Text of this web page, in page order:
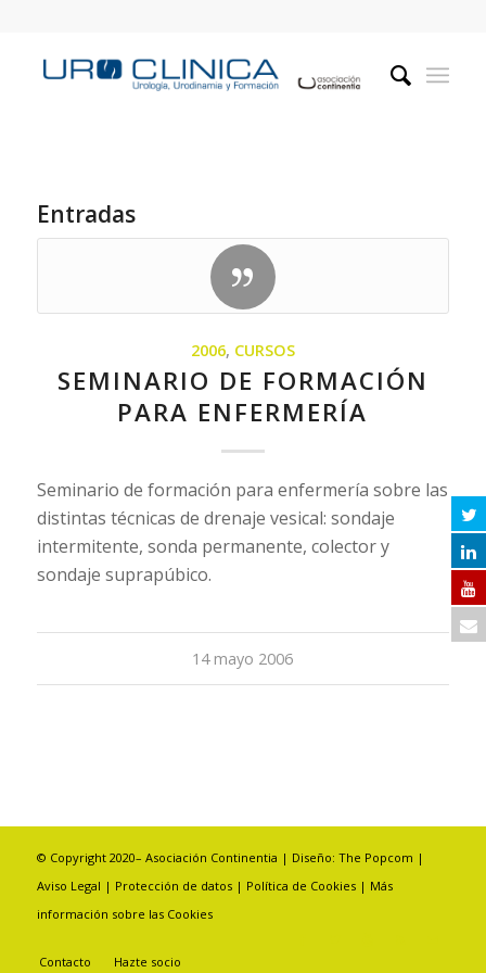
Entradas
2006, CURSOS
SEMINARIO DE FORMACIÓN
PARA ENFERMERÍA
Seminario de formación para enfermería sobre las
distintas técnicas de drenaje vesical: sondaje
intermitente, sonda permanente, colector y
sondaje suprapúbico.
14 mayo 2006
© Copyright 2020– Asociación Continentia | Diseño: The Popcom |
Aviso Legal | Protección de datos | Política de Cookies| Más
información sobre las Cookies
Contacto Hazte socio